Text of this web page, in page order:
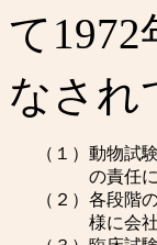
て
なされ
（１） 動物試
の責任
（２） 各段階
様に会